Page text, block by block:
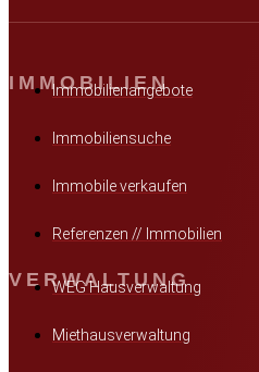
IMMOBILIEN
Immobilienangebote
Immobiliensuche
Immobile verkaufen
Referenzen // Immobilien
VERWALTUNG
WEG Hausverwaltung
Miethausverwaltung